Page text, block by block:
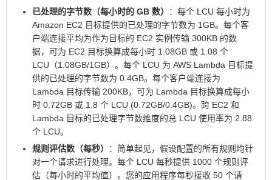
已处理的字节数（每小时的 GB 数）
：每个 LCU 每小时为
Amazon EC2 目标提供的已处理的字节数为 1GB。每个客
户端连接平均为作为目标的 EC2 实例传输 300KB 的数
据，可为 EC2 目标换算成每小时 1.08GB 或 1.08 个
LCU（1.08GB/1GB）。每个 LCU 为 AWS Lambda 目标提
供的已处理的字节数为 0.4GB。每个客户端连接为
Lambda 目标传输 200KB，可为 Lambda 目标换算成每小
时 0.72GB 或 1.8 个 LCU (0.72GB/0.4GB)。跨 EC2 和
Lambda 目标的已处理字节数维度的总 LCU 使用率为 2.88
个 LCU。
规则评估数（每秒）
：简单起见，假设配置的所有规则均针
对一个请求进行处理。每个 LCU 每秒提供 1000 个规则评
估（每小时的平均值）。您的应用程序每秒接收 50 个请